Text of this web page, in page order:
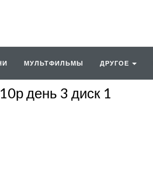
МУЛЬТФИЛЬМЫ ДРУГОЕ
день 3 диск 1